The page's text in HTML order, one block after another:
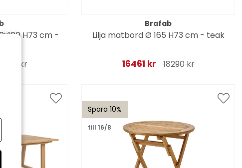
H73 cm -
16490 kr
Brafab
Lilja matbord Ø 165 H73 cm - teak
16461 kr 18290 kr
Spara 10%
till 16/8